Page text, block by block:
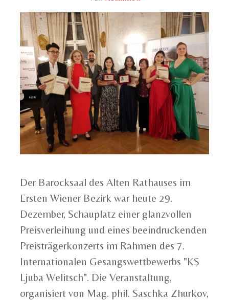
Der Barocksaal des Alten Rathauses im
Ersten Wiener Bezirk war heute 29.
Dezember, Schauplatz einer glanzvollen
Preisverleihung und eines beeindruckenden
Preisträgerkonzerts im Rahmen des 7.
Internationalen Gesangswettbewerbs "KS
Ljuba Welitsch". Die Veranstaltung,
organisiert von Mag. phil. Saschka Zhurkov,